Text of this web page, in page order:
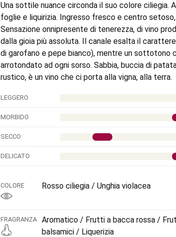
In cantina, lo stile non interventista dell'enologa
Mustiguillo) si basa sull'uso minimo di zolfo e
l'essenza del frutto né lo sovraccaricano di
un vino che guarda indietro, ricordando i vini dei
Una sottile nuance circonda il suo colore ciliegia.
foglie e liquirizia. Ingresso fresco e centro
Sensazione onnipresente di tenerezza, di vino
dalla gioia più assoluta. Il canale esalta il
di garofano e pepe bianco), mentre un sottotono
arrotondato ad ogni sorso. Sabbia, buccia di
rustico, è un vino che ci porta alla vigna, alla terra.
LEGGERO
MORBIDO
SECCO
DELICATO
COLORE Rosso ciliegia / Unghia violacea
FRAGRANZA
Aromatico / Frutti a bacca rossa /
balsamici / Liquerizia